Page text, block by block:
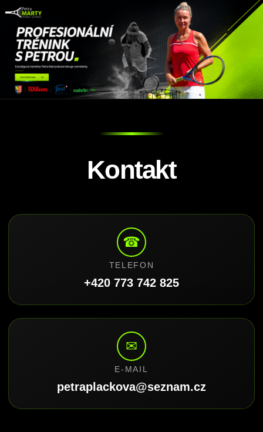
Kontakt
☎
TELEFON
+420 773 742 825
✉
E-MAIL
petraplackova@seznam.cz